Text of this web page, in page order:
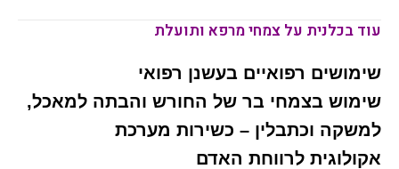
עוד בכלנית על צמחי מרפא ותועלת
שימושים רפואיים בעשנן רפואי
שימוש בצמחי בר של החורש והבתה למאכל,
למשקה וכתבלין – כשירות מערכת
אקולוגית לרווחת האדם